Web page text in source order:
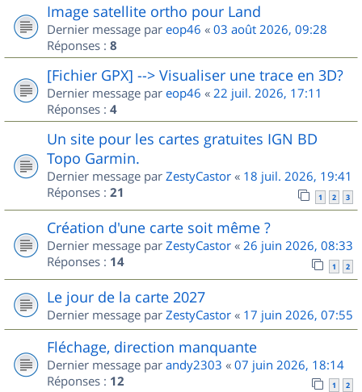
Image satellite ortho pour Land
Dernier message par eop46 « 03 août 2026, 09:28
Réponses : 8
[Fichier GPX] --> Visualiser une trace en 3D?
Dernier message par eop46 « 22 juil. 2026, 17:11
Réponses : 4
Un site pour les cartes gratuites IGN BD
Topo Garmin.
Dernier message par ZestyCastor « 18 juil. 2026, 19:41
Réponses : 21 1 2 3
Création d'une carte soit même ?
Dernier message par ZestyCastor « 26 juin 2026, 08:33
Réponses : 14 1 2
Le jour de la carte 2027
Dernier message par ZestyCastor « 17 juin 2026, 07:55
Fléchage, direction manquante
Dernier message par andy2303 « 07 juin 2026, 18:14
Réponses : 12 1 2